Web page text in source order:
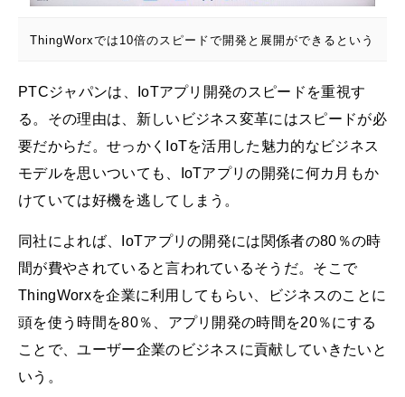
ThingWorxでは10倍のスピードで開発と展開ができるという
PTCジャパンは、IoTアプリ開発のスピードを重視す
る。その理由は、新しいビジネス変革にはスピードが必
要だからだ。せっかくIoTを活用した魅力的なビジネス
モデルを思いついても、IoTアプリの開発に何カ月もか
けていては好機を逃してしまう。
同社によれば、IoTアプリの開発には関係者の80％の時
間が費やされていると言われているそうだ。そこで
ThingWorxを企業に利用してもらい、ビジネスのことに
頭を使う時間を80％、アプリ開発の時間を20％にする
ことで、ユーザー企業のビジネスに貢献していきたいと
いう。